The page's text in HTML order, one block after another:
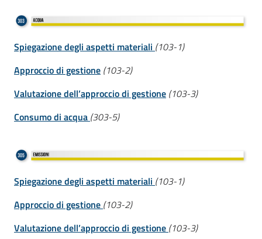
Spiegazione degli aspetti materiali (103-1)
Approccio di gestione (103-2)
Valutazione dell’approccio di gestione (103-3)
Consumo di acqua (303-5)
Spiegazione degli aspetti materiali (103-1)
Approccio di gestione (103-2)
Valutazione dell’approccio di gestione (103-3)